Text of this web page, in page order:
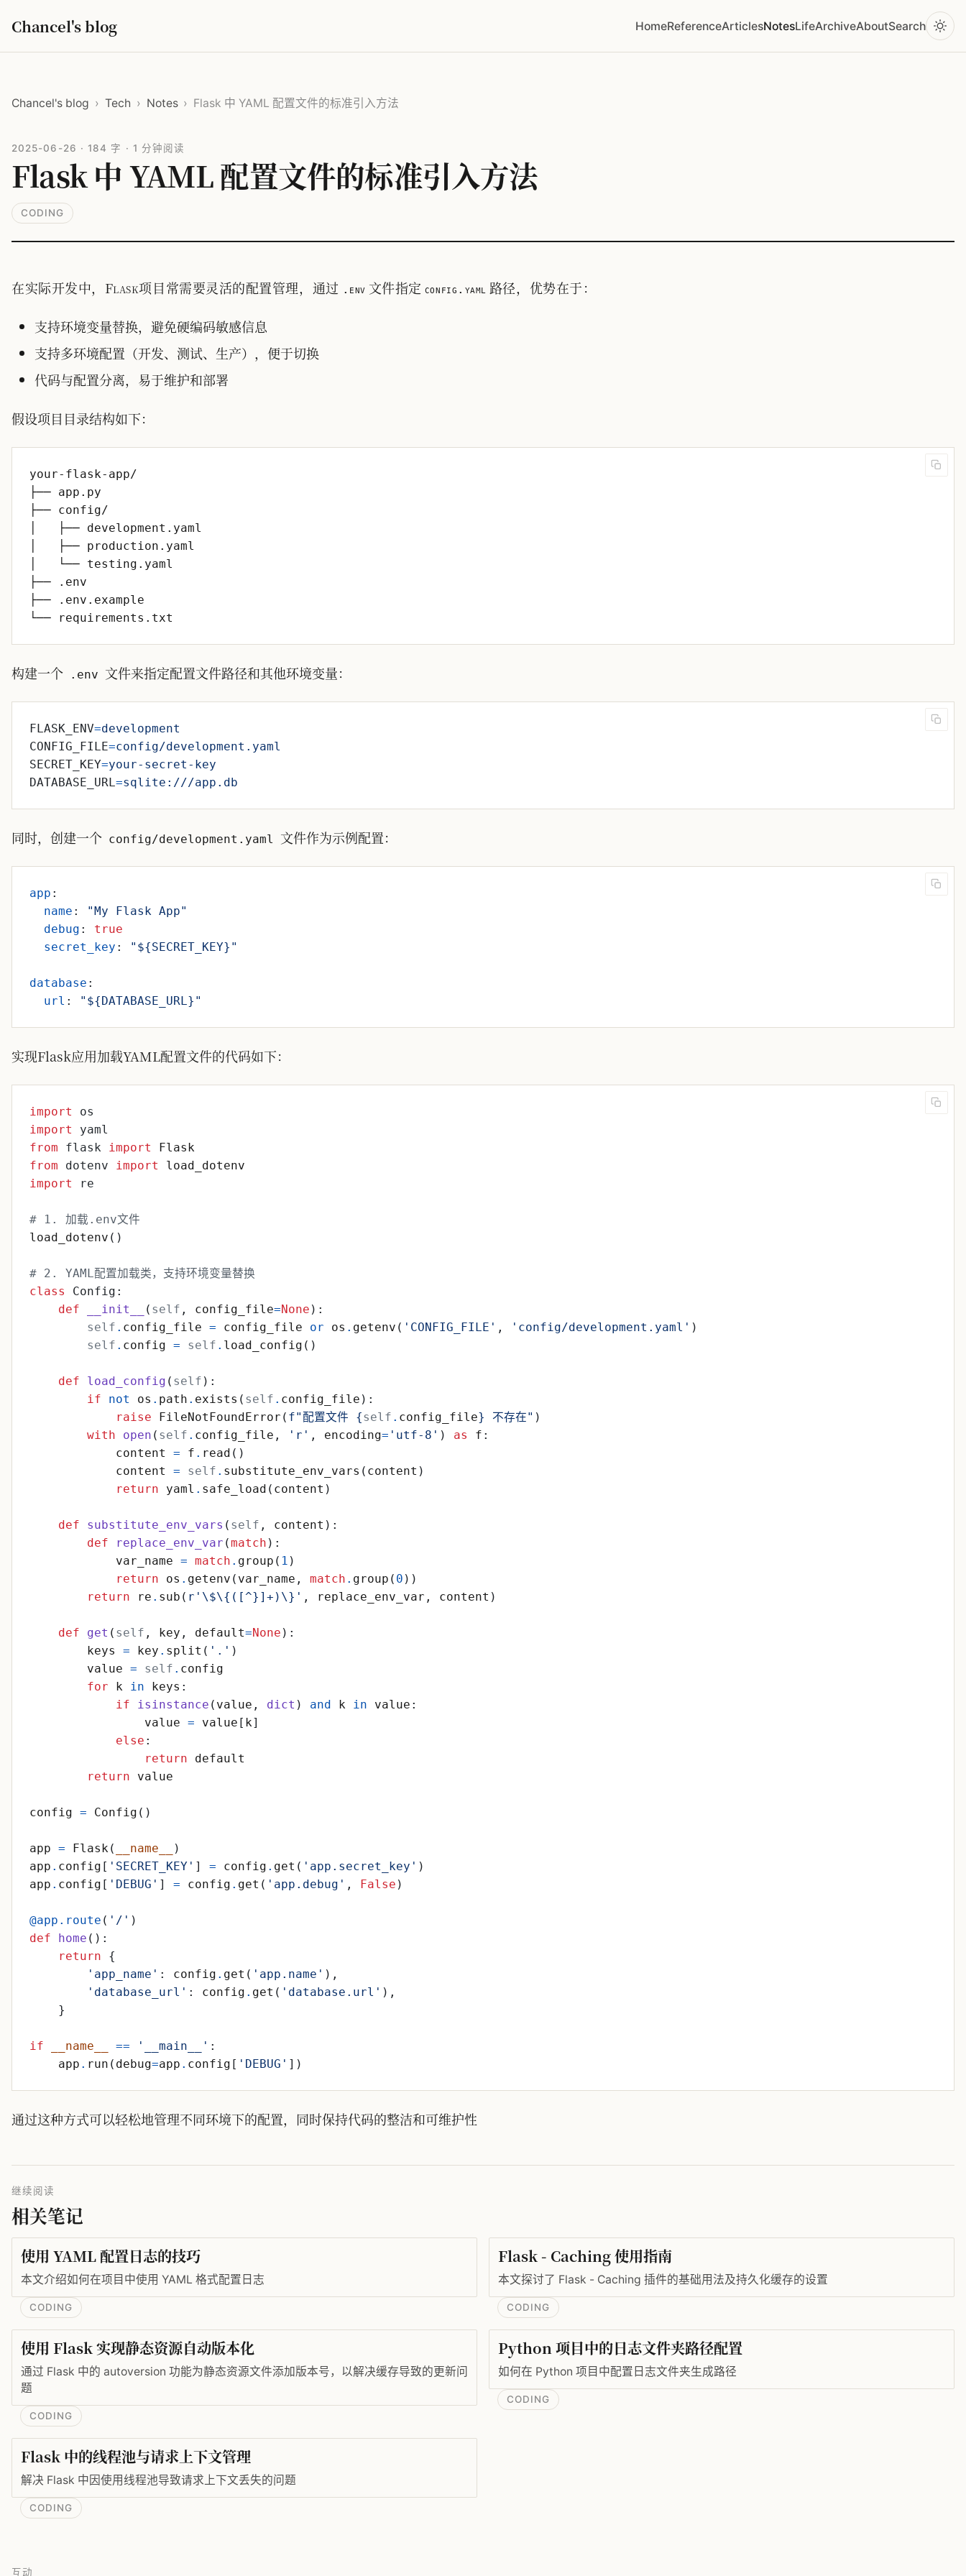
Chancel's blog HomeReferenceArticlesNotesLifeArchiveAboutSearch
Chancel's blog › Tech › Notes › Flask 中 YAML 配置文件的标准引入方法
2025-06-26 · 184 字 · 1 分钟阅读
Flask 中 YAML 配置文件的标准引入方法
CODING
在实际开发中，Flask项目常需要灵活的配置管理，通过 .env 文件指定 config.yaml 路径，优势在于：
支持环境变量替换，避免硬编码敏感信息
支持多环境配置（开发、测试、生产），便于切换
代码与配置分离，易于维护和部署
假设项目目录结构如下：
构建一个 .env 文件来指定配置文件路径和其他环境变量：
FLASK_ENV=development
CONFIG_FILE=config/development.yaml
SECRET_KEY=your-secret-key
DATABASE_URL=sqlite:///app.db
同时，创建一个 config/development.yaml 文件作为示例配置：
app :
name :
"My Flask App"
debug :
true
secret_key : "${SECRET_KEY}"
database :
url : "${DATABASE_URL}"
实现Flask应用加载YAML配置文件的代码如下：
import
os
import
yaml
from
flask import
Flask
from
dotenv import
load_dotenv
import
re
# 1. 加载.env文件
load_dotenv ( )
# 2. YAML配置加载类，支持环境变量替换
class
Config :
def
__init__ ( self , config_file=None ) :
self . config_file = config_file or os . getenv ( ' CONFIG_FILE ' , ' config/development.yaml ' )
self . config = self . load_config ( )
def load_config ( self ) :
if
not os . path . exists ( self . config_file ) :
raise
FileNotFoundError ( f"配置文件 {self . config_file} 不存在" )
with
open ( self . config_file , ' r ' , encoding= ' utf-8 ' ) as f :
content
= f . read ( )
content
= self . substitute_env_vars ( content )
return
yaml . safe_load ( content )
def substitute_env_vars ( self , content ) :
def
replace_env_var (match ) :
var_name = match . group ( 1 )
return
os . getenv ( var_name , match . group ( 0 ) )
return
re . sub ( r ' \$\{ ([^}]+) \} ' , replace_env_var , content )
def get ( self , key , default=None ) :
keys
= key . split ( ' . ' )
value = self . config
for
k in keys :
if
isinstance ( value , dict ) and k in value :
value = value [ k]
else :
return
default
return
value
config = Config ( )
app = Flask( __name__
)
app . config [ ' SECRET_KEY ' ] = config . get ( ' app.secret_key ' )
app . config [ ' DEBUG ' ] = config . get ( ' app.debug ' , False )
@app.route ( ' / ' )
def
home ( ) :
return
{
' app_name ' : config . get ( ' app.name ' ) ,
' database_url ' : config . get ( ' database.url ' ) ,
}
if __name__ == ' __main__ ' :
app . run ( debug=app . config [ ' DEBUG ' ] )
通过这种方式可以轻松地管理不同环境下的配置，同时保持代码的整洁和可维护性
继续阅读
相关笔记
使用 YAML 配置日志的技巧
本文介绍如何在项目中使用 YAML 格式配置日志
CODING
Flask - Caching 使用指南
本文探讨了 Flask - Caching 插件的基础用法及持久化缓存的设置
CODING
使用 Flask 实现静态资源自动版本化
通过 Flask 中的 autoversion 功能为静态资源文件添加版本号，以解决缓存导致的更新问
题
CODING
Python 项目中的日志文件夹路径配置
如何在 Python 项目中配置日志文件夹生成路径
CODING
Flask 中的线程池与请求上下文管理
解决 Flask 中因使用线程池导致请求上下文丢失的问题
CODING
互动